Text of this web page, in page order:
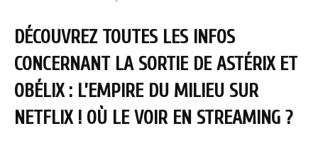
DÉCOUVREZ TOUTES LES INFOS
CONCERNANT LA SORTIE DE ASTÉRIX ET
OBÉLIX : L’EMPIRE DU MILIEU SUR
NETFLIX ! OÙ LE VOIR EN STREAMING ?